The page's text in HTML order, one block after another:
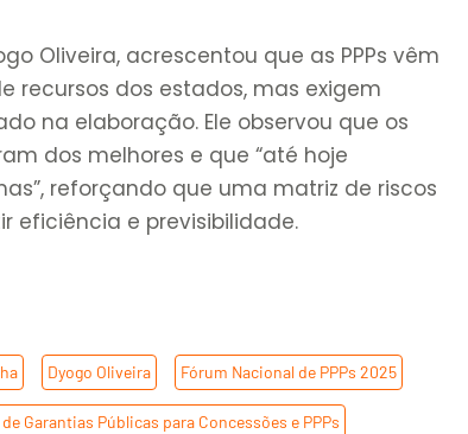
Oliveira, acrescentou que as PPPs vêm
dos estados, mas exigem
na elaboração. Ele observou que os
dos melhores e que “até hoje
reforçando que uma matriz de riscos
eficiência e previsibilidade.
Dyogo Oliveira Fórum Nacional de PPPs 2025
de Garantias Públicas para Concessões e PPPs